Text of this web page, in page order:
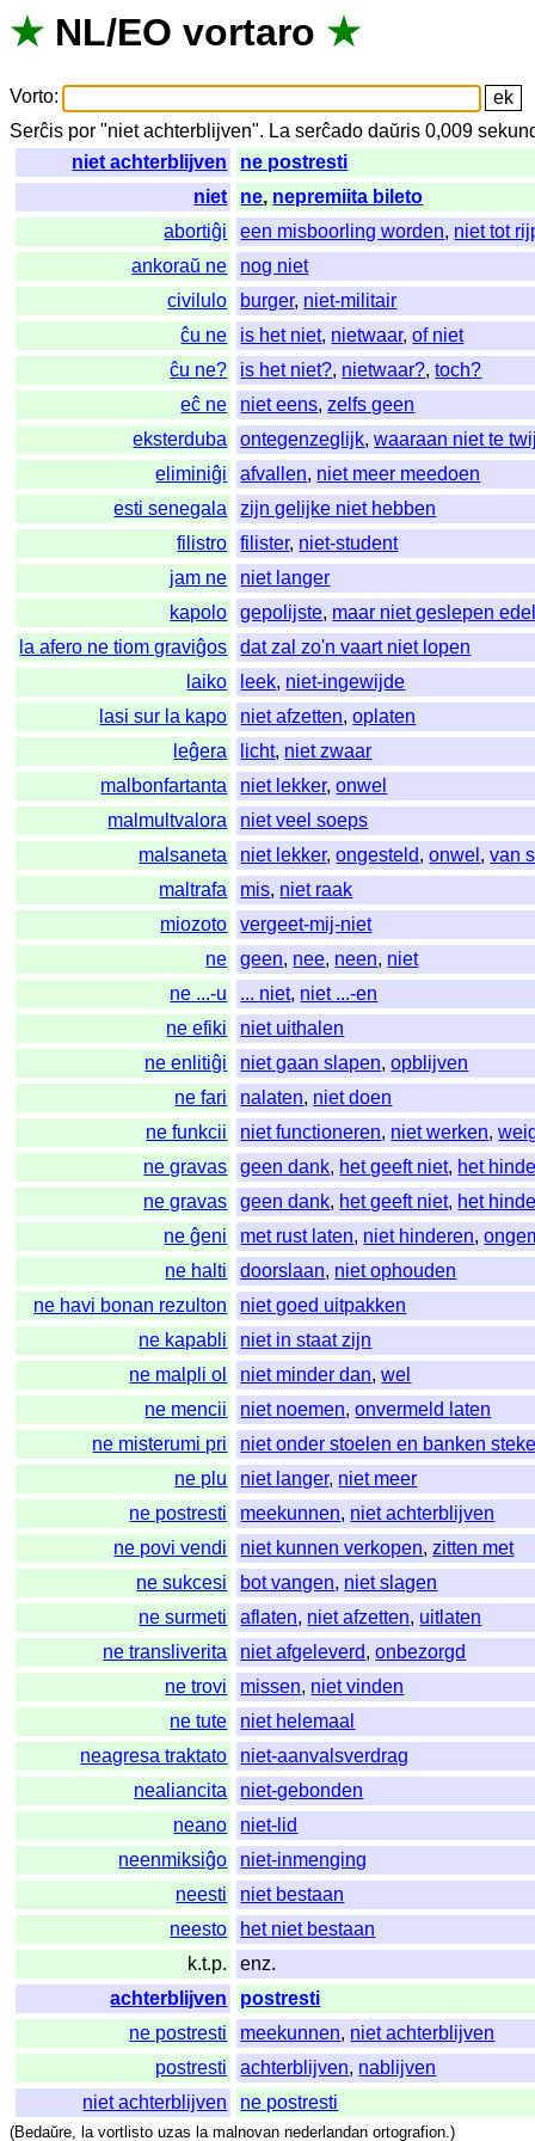
★ NL/EO vortaro ★
Vorto:
Serĉis por "niet achterblijven". La serĉado daŭris 0,009
niet achterblijven
ne postresti
niet
ne, nepremiita bileto
abortiĝi
een misboorling worden, niet tot
ankoraŭ ne
nog niet
civilulo
burger, niet-militair
ĉu ne
is het niet, nietwaar,of niet
ĉu ne?
is het niet?, nietwaar?,toch?
eĉ ne
niet eens,zelfs geen
eksterduba
ontegenzeglijk,waaraan niet te
eliminiĝi
afvallen, niet meer meedoen
esti senegala
zijn gelijke niet hebben
filistro
filister, niet-student
jam ne
niet langer
kapolo
gepolijste, maar niet geslepen
la afero ne tiom graviĝos
dat zal zo'n vaart niet lopen
laiko
leek, niet-ingewijde
lasi sur la kapo
niet afzetten,oplaten
leĝera
licht, niet zwaar
malbonfartanta
niet lekker,onwel
malmultvalora
niet veel soeps
malsaneta
niet lekker,ongesteld,onwel ,van
maltrafa
mis, niet raak
miozoto
vergeet-mij-niet
ne
geen, nee, neen, niet
ne ...-u
... niet, niet ...-en
ne efiki
niet uithalen
ne enlitiĝi
niet gaan slapen,opblijven
ne fari
nalaten, niet doen
ne funkcii
niet functioneren, niet werken,
ne gravas
geen dank, het geeft niet, het
ne gravas
geen dank, het geeft niet, het
ne ĝeni
met rust laten, niet hinderen,
ne halti
doorslaan, niet ophouden
ne havi bonan rezulton
niet goed uitpakken
ne kapabli
niet in staat zijn
ne malpli ol
niet minder dan,wel
ne mencii
niet noemen,onvermeld laten
ne misterumi pri
niet onder stoelen en banken
ne plu
niet langer, niet meer
ne postresti
meekunnen, niet achterblijven
ne povi vendi
niet kunnen verkopen,zitten met
ne sukcesi
bot vangen, niet slagen
ne surmeti
aflaten, niet afzetten, uitlaten
ne transliverita
niet afgeleverd,onbezorgd
ne trovi
missen, niet vinden
ne tute
niet helemaal
neagresa traktato
niet-aanvalsverdrag
nealiancita
niet-gebonden
neano
niet-lid
neenmiksiĝo
niet-inmenging
neesti
niet bestaan
neesto
het niet bestaan
k.t.p.
enz.
achterblijven
postresti
ne postresti
meekunnen, niet achterblijven
postresti
achterblijven, nablijven
niet achterblijven
ne postresti
(Bedaŭre, la vortlisto uzas la malnovan nederlandan ortografion.)